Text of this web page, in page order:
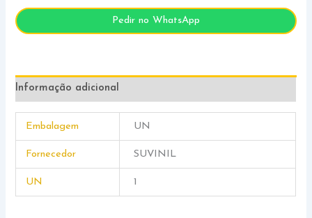
Pedir no WhatsApp
Informação adicional
Embalagem UN
Fornecedor SUVINIL
UN 1